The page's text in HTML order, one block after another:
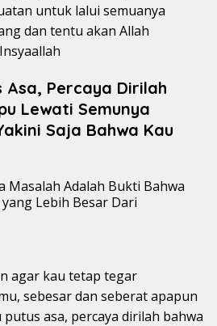
untuk lalui semuanya
dan tentu akan Allah
Percaya Dirilah
Lewati Semunya
Saja Bahwa Kau
agar kau tetap tegar
sebesar dan seberat apapun
asa, percaya dirilah bahwa